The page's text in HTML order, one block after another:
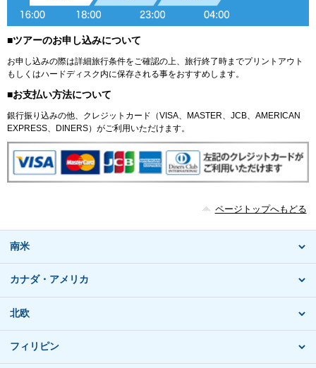
■ツアーのお申し込みについて
お申し込みの際は詳細旅行条件をご確認の上、旅行終了時までプリントアウト
もしくはハードディスク内に保存される事をおすすめします。
■お支払い方法について
銀行振り込みの他、クレジットカード（VISA、MASTER、JCB、AMERICAN
EXPRESS、DINERS）がご利用いただけます。
ページトップへもどる
南米
カナダ・アメリカ
北欧
フィリピン